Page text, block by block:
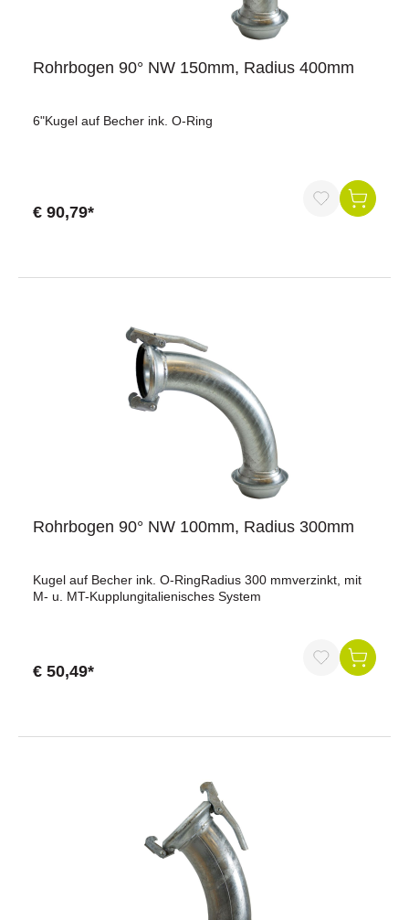
Rohrbogen 90° NW 150mm, Radius 400mm
6"Kugel auf Becher ink. O-Ring
€ 90,79*
Rohrbogen 90° NW 100mm, Radius 300mm
Kugel auf Becher ink. O-RingRadius 300 mmverzinkt, mit
M- u. MT-Kupplungitalienisches System
€ 50,49*